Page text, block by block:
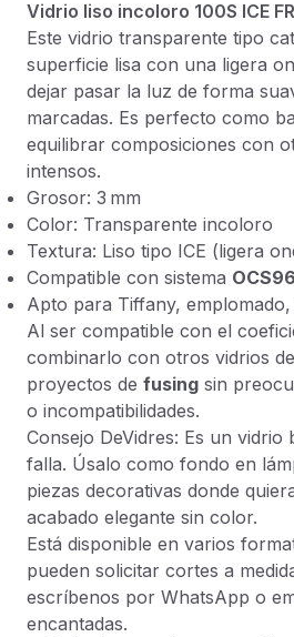
Vidrio liso incoloro 100S ICE
Este vidrio transparente tipo
superficie lisa con una ligera
dejar pasar la luz de forma
marcadas. Es perfecto como
equilibrar composiciones con
intensos.
Grosor: 3 mm
Color: Transparente incoloro
Textura: Liso tipo ICE (ligera
Compatible con sistema OCS96
Apto para Tiffany,
Al ser compatible con el
combinarlo con otros vidrios
proyectos de fusing sin
o incompatibilidades.
Consejo DeVidres: Es un vidrio
falla. Úsalo como fondo en
piezas decorativas donde
acabado elegante sin color.
Está disponible en varios
pueden solicitar cortes a
escríbenos por WhatsApp o
encantadas.